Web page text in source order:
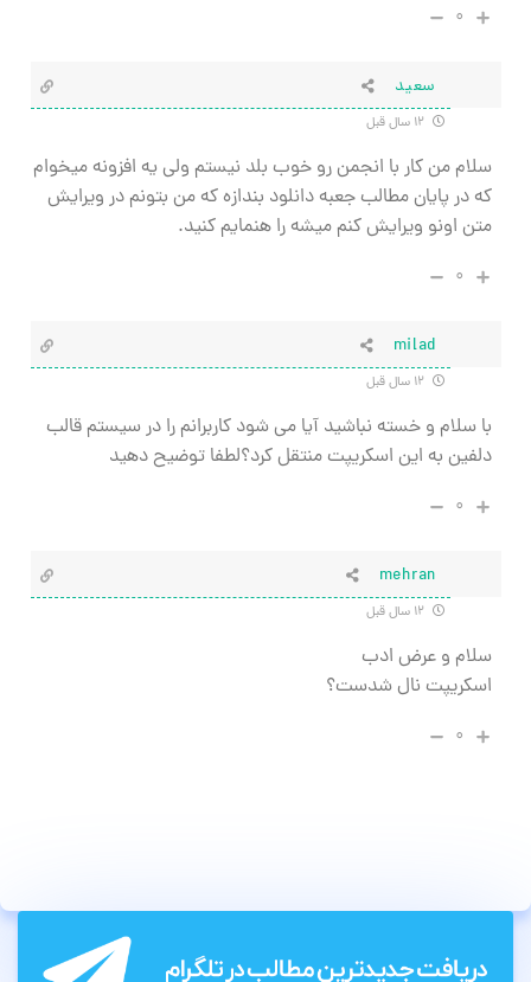
۰
سعید
سلام من کار با انجمن رو خوب بلد نیستم ولی یه افزونه میخوام
که در پایان مطالب جعبه دانلود بندازه که من بتونم در ویرایش
متن اونو ویرایش کنم میشه را هنمایم کنید.
۰
milad
با سلام و خسته نباشید آیا می شود کاربرانم را در سیستم قالب
دلفین به این اسکریپت منتقل کرد؟لطفا توضیح دهید
۰
mehran
سلام و عرض ادب
اسکریپت نال شدست؟
۰